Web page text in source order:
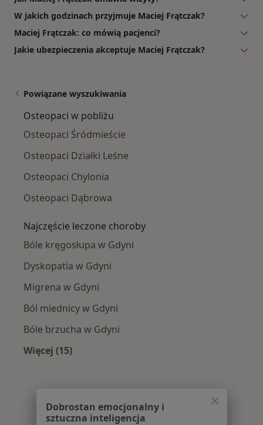
W jakich godzinach przyjmuje Maciej Frątczak?
Maciej Frątczak: co mówią pacjenci?
Jakie ubezpieczenia akceptuje Maciej Frątczak?
Powiązane wyszukiwania
Osteopaci w pobliżu
Osteopaci Śródmieście
Osteopaci Działki Leśne
Osteopaci Chylonia
Osteopaci Dąbrowa
Najczęście leczone choroby
Bóle kręgosłupa w Gdyni
Dyskopatia w Gdyni
Migrena w Gdyni
Ból miednicy w Gdyni
Bóle brzucha w Gdyni
Więcej (15)
Dobrostan emocjonalny i
sztuczna inteligencja